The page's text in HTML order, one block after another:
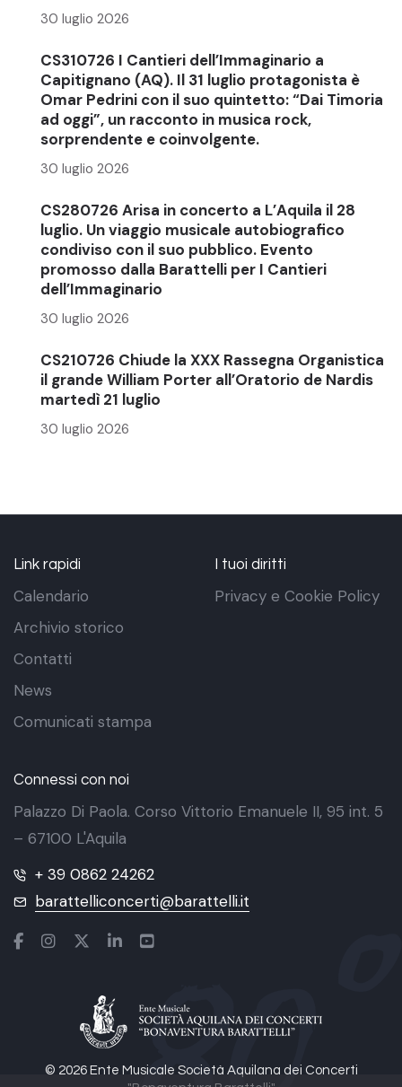
30 luglio 2026
CS310726 I Cantieri dell’Immaginario a
Capitignano (AQ). Il 31 luglio protagonista è
Omar Pedrini con il suo quintetto: “Dai Timoria
ad oggi”, un racconto in musica rock,
sorprendente e coinvolgente.
30 luglio 2026
CS280726 Arisa in concerto a L’Aquila il 28
luglio. Un viaggio musicale autobiografico
condiviso con il suo pubblico. Evento
promosso dalla Barattelli per I Cantieri
dell’Immaginario
30 luglio 2026
CS210726 Chiude la XXX Rassegna Organistica
il grande William Porter all’Oratorio de Nardis
martedì 21 luglio
30 luglio 2026
© 2026 Ente Musicale Società Aquilana dei Concerti
Link rapidi
Calendario
Archivio storico
Contatti
News
Comunicati stampa
I tuoi diritti
Privacy e Cookie Policy
Connessi con noi
Palazzo Di Paola. Corso Vittorio Emanuele II, 95 int. 5
– 67100 L'Aquila
+ 39 0862 24262
barattelliconcerti@barattelli.it